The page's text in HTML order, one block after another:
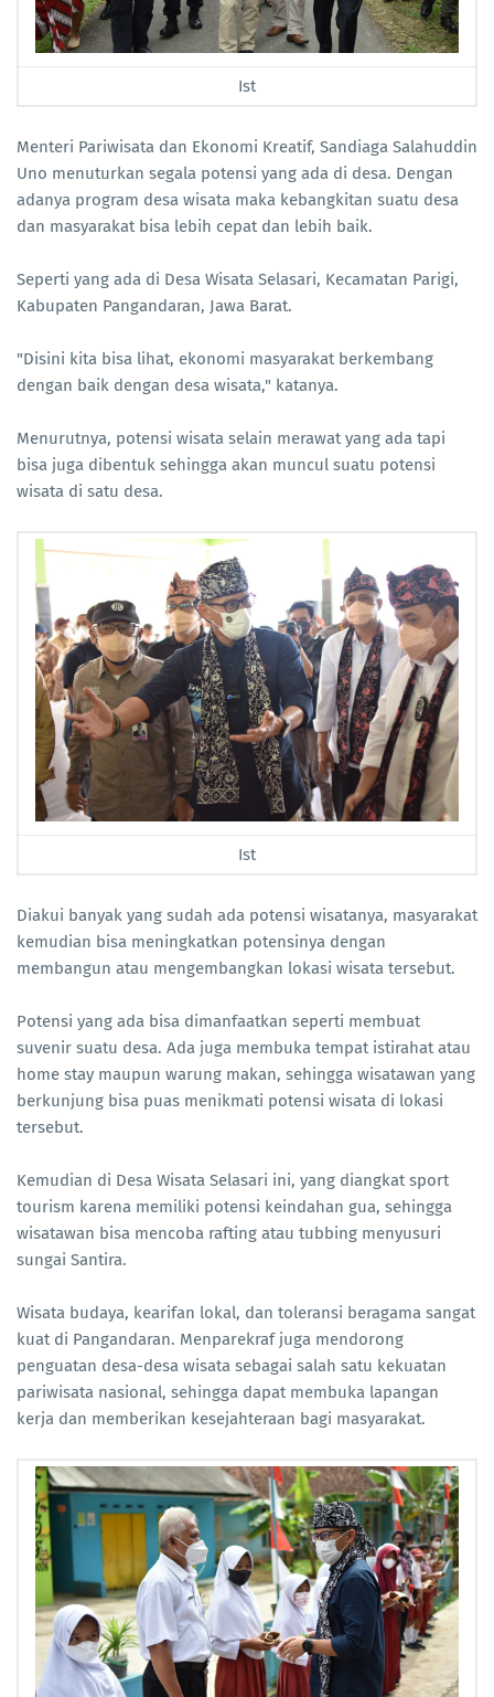
Ist
Menteri Pariwisata dan Ekonomi Kreatif, Sandiaga Salahuddin
Uno menuturkan segala potensi yang ada di desa. Dengan
adanya program desa wisata maka kebangkitan suatu desa
dan masyarakat bisa lebih cepat dan lebih baik.
Seperti yang ada di Desa Wisata Selasari, Kecamatan Parigi,
Kabupaten Pangandaran, Jawa Barat.
"Disini kita bisa lihat, ekonomi masyarakat berkembang
dengan baik dengan desa wisata," katanya.
Menurutnya, potensi wisata selain merawat yang ada tapi
bisa juga dibentuk sehingga akan muncul suatu potensi
wisata di satu desa.
Ist
Diakui banyak yang sudah ada potensi wisatanya, masyarakat
kemudian bisa meningkatkan potensinya dengan
membangun atau mengembangkan lokasi wisata tersebut.
Potensi yang ada bisa dimanfaatkan seperti membuat
suvenir suatu desa. Ada juga membuka tempat istirahat atau
home stay maupun warung makan, sehingga wisatawan yang
berkunjung bisa puas menikmati potensi wisata di lokasi
tersebut.
Kemudian di Desa Wisata Selasari ini, yang diangkat sport
tourism karena memiliki potensi keindahan gua, sehingga
wisatawan bisa mencoba rafting atau tubbing menyusuri
sungai Santira.
Wisata budaya, kearifan lokal, dan toleransi beragama sangat
kuat di Pangandaran. Menparekraf juga mendorong
penguatan desa-desa wisata sebagai salah satu kekuatan
pariwisata nasional, sehingga dapat membuka lapangan
kerja dan memberikan kesejahteraan bagi masyarakat.